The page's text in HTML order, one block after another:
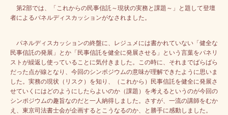
第2部では、「これからの民事信託～現状の実務と課題～」と題して登壇
者によるパネルディスカッションがなされました。
パネルディスカッションの終盤に、レジュメには書かれていない「健全な
民事信託の発展」とか「民事信託を健全に発展させる」という言葉をパネリ
ストが繰返し使っていることに気付きました。この時に、それまでばらばら
だった点が線となり、今回のシンポジウムの意味が理解できたように思いま
した。実務の現状（リスク）を知り、（これから）民事信託を健全に発展さ
せていくにはどのようにしたらよいのか（課題）を考えるというのが今回の
シンポジウムの趣旨なのだと一人納得しました。さすが、一流の講師をむか
え、東京司法書士会が企画するとこうなるのか、と勝手に感動しました。